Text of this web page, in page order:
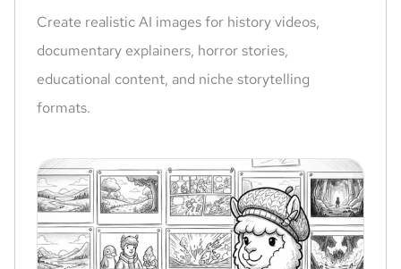
Create realistic AI images for history videos,
documentary explainers, horror stories,
educational content, and niche storytelling
formats.